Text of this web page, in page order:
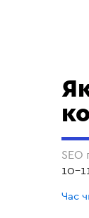
SEO
10-
Час